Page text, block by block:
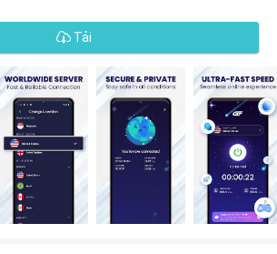
Tải